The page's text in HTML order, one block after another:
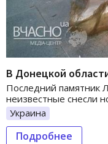
В Донецкой
Последний памятник
неизвестные снесли
Украина
Подробнее